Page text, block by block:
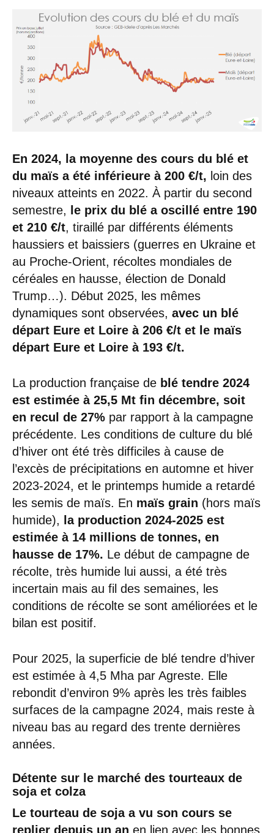
En 2024, la moyenne des cours du blé et
du maïs a été inférieure à 200 €/t, loin des
niveaux atteints en 2022. À partir du second
semestre,
le prix du blé a oscillé entre 190
et 210 €/t, tiraillé par différents éléments
haussiers et baissiers (guerres en Ukraine et
au Proche-Orient, récoltes mondiales de
céréales en hausse, élection de Donald
Trump…). Début 2025, les mêmes
dynamiques sont observées, avec un blé
départ Eure et Loire à 206 €/t et le maïs
départ Eure et Loire à 193 €/t.
La production française de blé tendre 2024
est estimée à 25,5 Mt fin décembre, soit
en recul de 27% par rapport à la campagne
précédente. Les conditions de culture du blé
d’hiver ont été très difficiles à cause de
l’excès de précipitations en automne et hiver
2023-2024, et le printemps humide a retardé
les semis de maïs. En maïs grain (hors maïs
humide), la production 2024-2025 est
estimée à 14 millions de tonnes, en
hausse de 17%. Le début de campagne de
récolte, très humide lui aussi, a été très
incertain mais au fil des semaines, les
conditions de récolte se sont améliorées et le
bilan est positif.
Pour 2025, la superficie de blé tendre d’hiver
est estimée à 4,5 Mha par Agreste. Elle
rebondit d’environ 9% après les très faibles
surfaces de la campagne 2024, mais reste à
niveau bas au regard des trente dernières
années.
Détente sur le marché des tourteaux de
soja et colza
Le tourteau de soja a vu son cours se
replier depuis un an en lien avec les bonnes